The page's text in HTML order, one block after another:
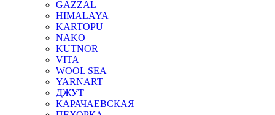
GAZZAL
HIMALAYA
KARTOPU
NAKO
KUTNOR
VITA
WOOL SEA
YARNART
ДЖУТ
КАРАЧАЕВСКАЯ